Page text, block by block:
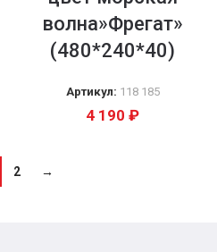
волна»Фрегат»
(480*240*40)
Артикул: 118 185
4 190 ₽
2 →